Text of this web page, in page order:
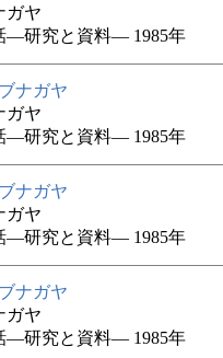
ガヤ
―研究と資料― 1985年
ブナガヤ
ガヤ
―研究と資料― 1985年
ブナガヤ
ガヤ
―研究と資料― 1985年
ブナガヤ
ガヤ
―研究と資料― 1985年